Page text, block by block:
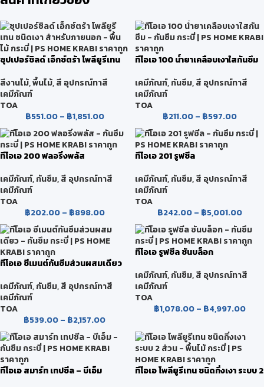
ซุปเปอร์ชิลด์ เอ็กซ์ตร้า โพลียูรีเทน
สีงานไม้,พื้นไม้,สี อุปกรณ์ทาสี
เคมีภัณฑ์
TOA
฿551.00 – ฿1,851.00
ทีโอเอ 100 น้ำยาเคลือบเงาใสกันซึม
เคมีภัณฑ์,กันซึม,สี อุปกรณ์ทาสี
เคมีภัณฑ์
TOA
฿211.00 – ฿597.00
ทีโอเอ 200 ฟลอริ่งพลัส
เคมีภัณฑ์,กันซึม,สี อุปกรณ์ทาสี
เคมีภัณฑ์
TOA
฿202.00 – ฿898.00
ทีโอเอ 201 รูฟซีล
เคมีภัณฑ์,กันซึม,สี อุปกรณ์ทาสี
เคมีภัณฑ์
TOA
฿242.00 – ฿5,001.00
ทีโอเอ ซีเมนต์กันซึมส่วนผสมเดียว
เคมีภัณฑ์,กันซึม,สี อุปกรณ์ทาสี
เคมีภัณฑ์
TOA
฿539.00– ฿2,157.00
ทีโอเอ รูฟซีล ซันบล็อก
เคมีภัณฑ์,กันซึม,สี อุปกรณ์ทาสี
เคมีภัณฑ์
TOA
฿1,078.00 – ฿4,997.00
ทีโอเอ สมาร์ท เทปซีล – บีเอ็ม
ทีโอเอ โพลียูรีเทน ชนิดกึ่งเงา ระบบ 2